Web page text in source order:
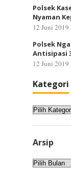
Polsek
Nyaman
12 Juni 2019
Polsek
Antisipasi
12 Juni 2019
Kategori
Kategori
Arsip
Arsip